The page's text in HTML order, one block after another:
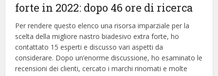
forte in 2022: dopo 46 ore di ricerca
Per rendere questo elenco una risorsa imparziale per la
scelta della migliore nastro biadesivo extra forte, ​​ho
contattato 15 esperti e discusso vari aspetti da
considerare. Dopo un’enorme discussione, ho esaminato le
recensioni dei clienti, cercato i marchi rinomati e molte